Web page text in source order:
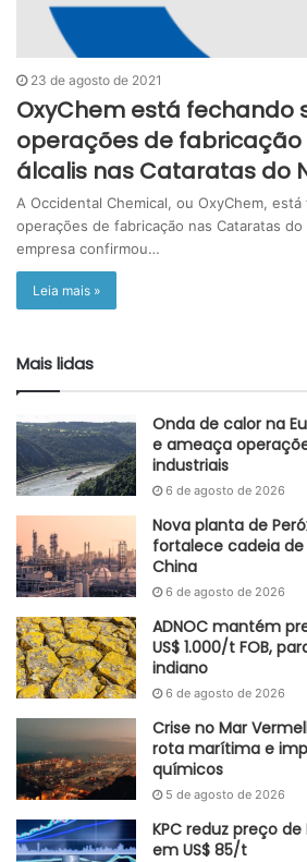
23 de agosto de 2021
OxyChem está fechando
operações de
álcalis nas Cataratas do
A Occidental Chemical, ou OxyChem,
operações de fabricação nas Cataratas do
empresa confirmou…
Leia mais »
Mais lidas
Onda de calor na
e ameaça
industriais
6 de agosto de 2026
Nova planta de
fortalece cadeia
China
6 de agosto de 2026
ADNOC mantém
US$ 1.000/t FOB,
indiano
6 de agosto de 2026
Crise no Mar
rota marítima e
químicos
5 de agosto de 2026
KPC reduz preço
em US$ 85/t